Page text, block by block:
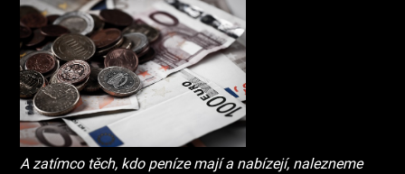
A zatímco těch, kdo peníze mají a nabízejí, nalezneme